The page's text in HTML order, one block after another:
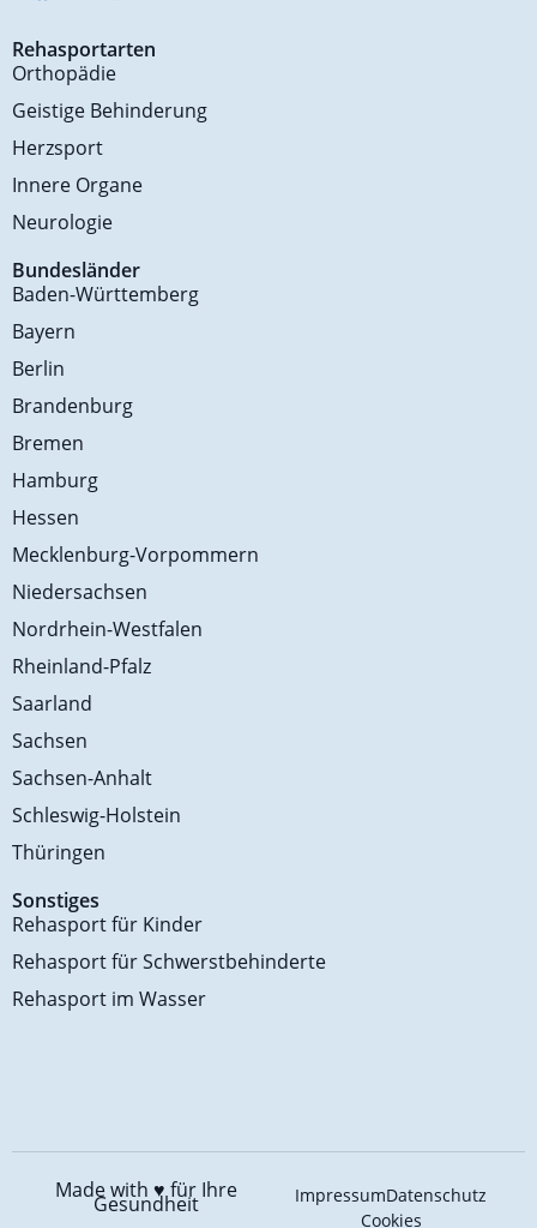
Rehasportarten
Orthopädie
Geistige Behinderung
Herzsport
Innere Organe
Neurologie
Bundesländer
Baden-Württemberg
Bayern
Berlin
Brandenburg
Bremen
Hamburg
Hessen
Mecklenburg-Vorpommern
Niedersachsen
Nordrhein-Westfalen
Rheinland-Pfalz
Saarland
Sachsen
Sachsen-Anhalt
Schleswig-Holstein
Thüringen
Sonstiges
Rehasport für Kinder
Rehasport für Schwerstbehinderte
Rehasport im Wasser
Made with ♥️für Ihre
Gesundheit ImpressumDatenschutz
Cookies